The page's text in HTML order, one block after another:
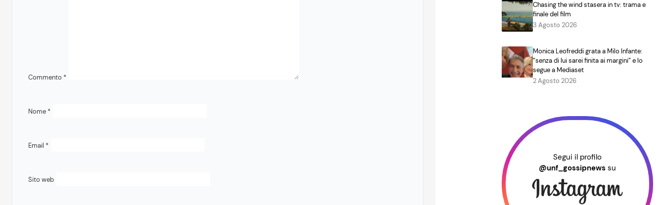
Commento *
Nome *
Email *
Sito web
Chasing the wind stasera in tv: trama e
finale del film
3 Agosto 2026
Monica Leofreddi grata a Milo Infante:
“senza di lui sarei finita ai margini” e lo
segue a Mediaset
2 Agosto 2026
Segui il profilo
@unf_gossipnews su